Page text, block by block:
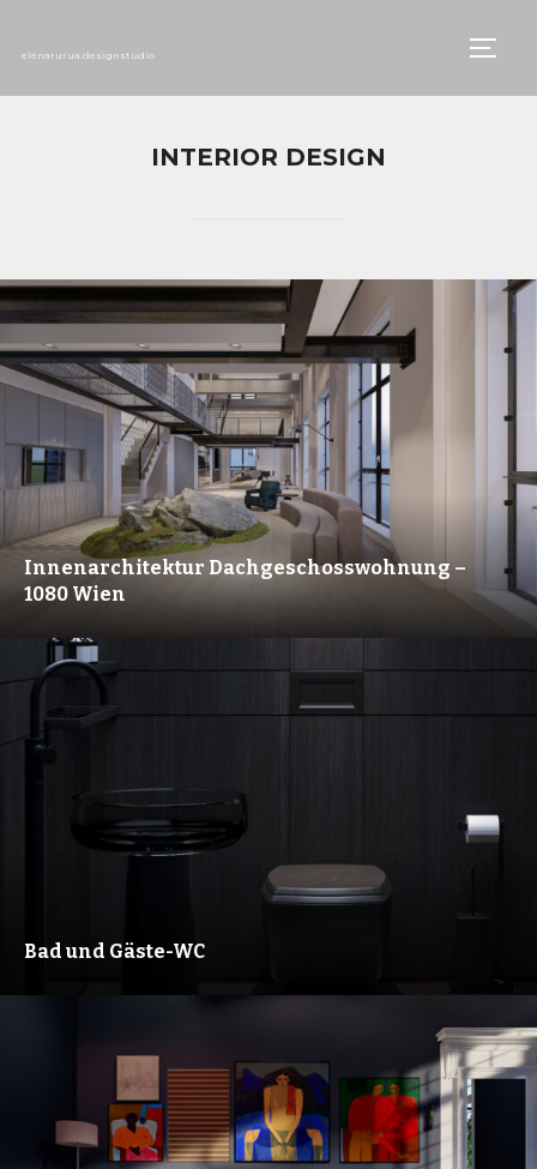
elenarurua.designstudio
INTERIOR DESIGN
Innenarchitektur Dachgeschosswohnung –
1080 Wien
Bad und Gäste-WC